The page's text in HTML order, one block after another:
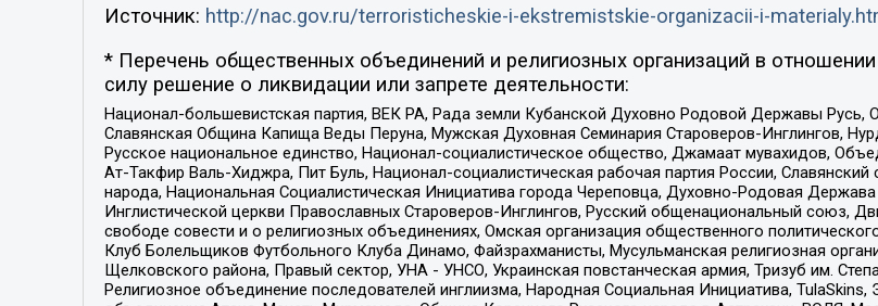
Источник: http://nac.gov.ru/terroristicheskie-i-ekstremistskie-organizacii-i-
* Перечень общественных объединений и религиозных организаций в
силу решение о ликвидации или запрете деятельности:
Национал-большевистская партия, ВЕК РА, Рада земли Кубанской Духовно Родовой Державы Русь,
Славянская Община Капища Веды Перуна, Мужская Духовная Семинария Староверов-Инглингов,
Русское национальное единство, Национал-социалистическое общество, Джамаат мувахидов,
Ат-Такфир Валь-Хиджра, Пит Буль, Национал-социалистическая рабочая партия России,
народа, Национальная Социалистическая Инициатива города Череповца, Духовно-Родовая
Инглистической церкви Православных Староверов-Инглингов, Русский общенациональный союз,
свободе совести и о религиозных объединениях, Омская организация общественного
Клуб Болельщиков Футбольного Клуба Динамо, Файзрахманисты, Мусульманская религиозная
Щелковского района, Правый сектор, УНА - УНСО, Украинская повстанческая армия, Тризуб им.
Религиозное объединение последователей инглиизма, Народная Социальная Инициатива,